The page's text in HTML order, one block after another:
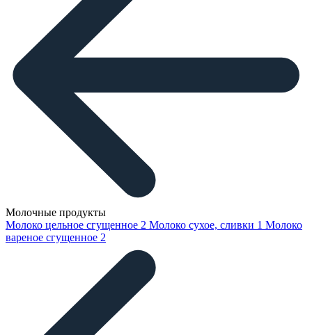
Молочные продукты
Молоко цельное сгущенное 2 Молоко сухое, сливки 1 Молоко
вареное сгущенное 2